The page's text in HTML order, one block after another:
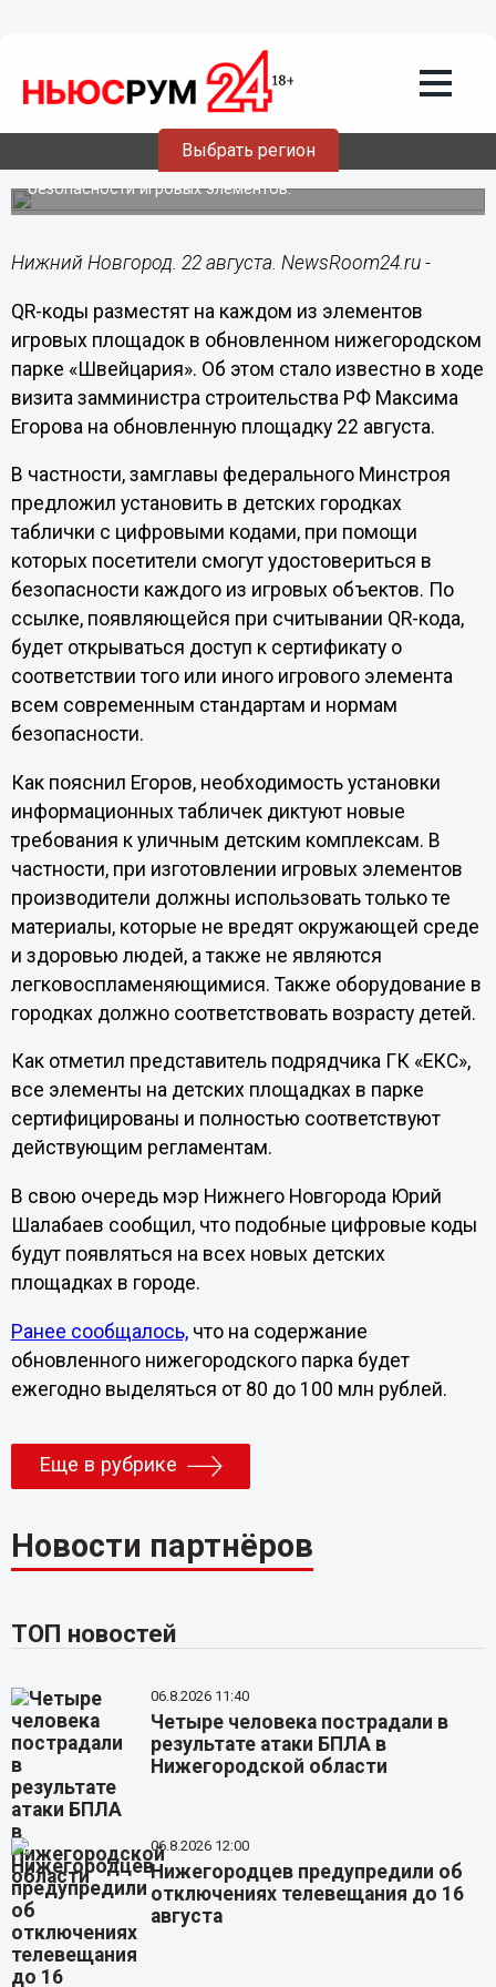
Выбрать регион
QR-коды появятся на детских
площадках в парке «Швейцария»
Нижнего Новгорода
С их помощью родители смогут убедиться в
безопасности игровых элементов.
Нижний Новгород. 22 августа. NewsRoom24.ru -
QR-коды разместят на каждом из элементов
игровых площадок в обновленном нижегородском
парке «Швейцария». Об этом стало известно в ходе
визита замминистра строительства РФ Максима
Егорова на обновленную площадку 22 августа.
В частности, замглавы федерального Минстроя
предложил установить в детских городках
таблички с цифровыми кодами, при помощи
которых посетители смогут удостовериться в
безопасности каждого из игровых объектов. По
ссылке, появляющейся при считывании QR-кода,
будет открываться доступ к сертификату о
соответствии того или иного игрового элемента
всем современным стандартам и нормам
безопасности.
Как пояснил Егоров, необходимость установки
информационных табличек диктуют новые
требования к уличным детским комплексам. В
частности, при изготовлении игровых элементов
производители должны использовать только те
материалы, которые не вредят окружающей среде
и здоровью людей, а также не являются
легковоспламеняющимися. Также оборудование в
городках должно соответствовать возрасту детей.
Как отметил представитель подрядчика ГК «ЕКС»,
все элементы на детских площадках в парке
сертифицированы и полностью соответствуют
действующим регламентам.
В свою очередь мэр Нижнего Новгорода Юрий
Шалабаев сообщил, что подобные цифровые коды
будут появляться на всех новых детских
площадках в городе.
Ранее сообщалось,что на содержание
обновленного нижегородского парка будет
ежегодно выделяться от 80 до 100 млн рублей.
Еще в рубрике
Новости партнёров
ТОП новостей
06.8.2026 11:40
Четыре человека пострадали в
результате атаки БПЛА в
Нижегородской области
06.8.2026 12:00
Нижегородцев предупредили об
отключениях телевещания до 16
августа